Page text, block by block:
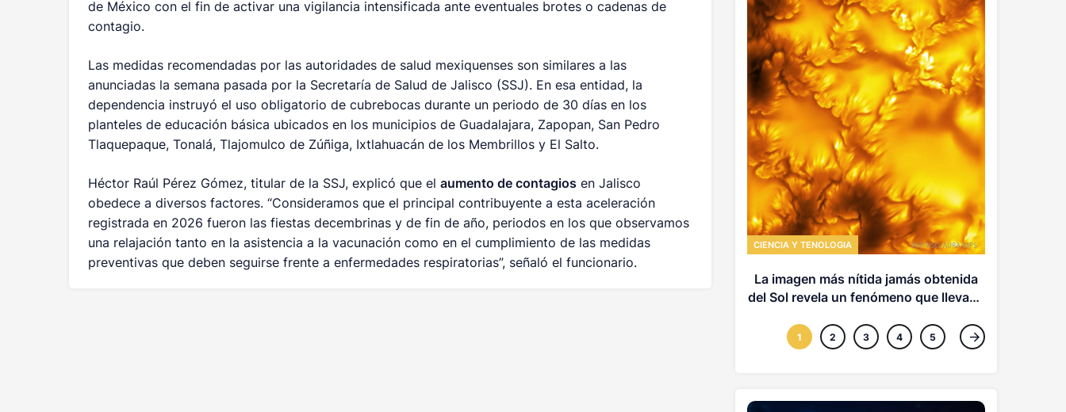
de México con el fin de activar una vigilancia intensificada ante eventuales brotes o cadenas de
contagio.
Las medidas recomendadas por las autoridades de salud mexiquenses son similares a las
anunciadas la semana pasada por la Secretaría de Salud de Jalisco (SSJ). En esa entidad, la
dependencia instruyó el uso obligatorio de cubrebocas durante un periodo de 30 días en los
planteles de educación básica ubicados en los municipios de Guadalajara, Zapopan, San Pedro
Tlaquepaque, Tonalá, Tlajomulco de Zúñiga, Ixtlahuacán de los Membrillos y El Salto.
Héctor Raúl Pérez Gómez, titular de la SSJ, explicó que elaumento de contagios en Jalisco
obedece a diversos factores. “Consideramos que el principal contribuyente a esta aceleración
registrada en 2026 fueron las fiestas decembrinas y de fin de año, periodos en los que observamos
una relajación tanto en la asistencia a la vacunación como en el cumplimiento de las medidas
preventivas que deben seguirse frente a enfermedades respiratorias”, señaló el funcionario.
CIENCIA Y TENOLOGIA
La imagen más nítida jamás obtenida
del Sol revela un fenómeno que llevaba
1 2 3 4 5